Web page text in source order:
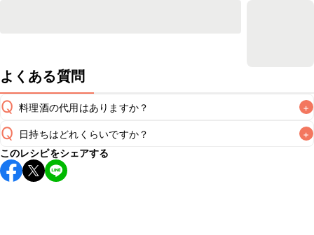
よくある質問
Q 料理酒の代用はありますか？ +
A
Q 日持ちはどれくらいですか？ +
保存期間は冷蔵で翌日中が目安です。なるべくお早めにお召
し上がりください。
このレシピをシェアする